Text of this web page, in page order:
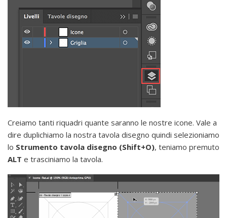
Creiamo tanti riquadri quante saranno le nostre icone. Vale a
dire duplichiamo la nostra tavola disegno quindi selezioniamo
lo Strumento tavola disegno (Shift+O), teniamo premuto
ALT e trasciniamo la tavola.